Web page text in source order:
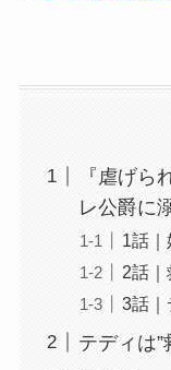
『虐げら
レ公爵に
1話
2話
3話｜
テディは